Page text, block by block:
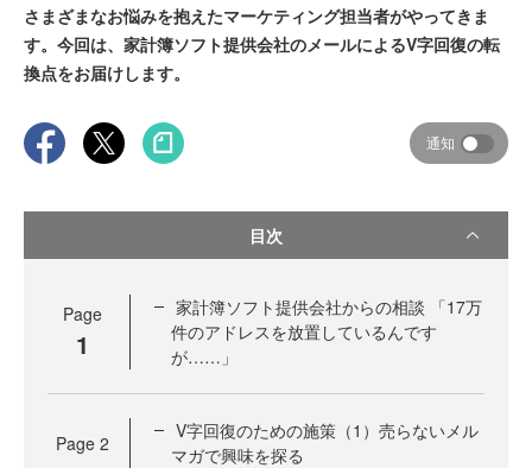
さまざまなお悩みを抱えたマーケティング担当者がやってきま
す。今回は、家計簿ソフト提供会社のメールによるV字回復の転
換点をお届けします。
通知
目次
Page
1
家計簿ソフト提供会社からの相談 「17万
件のアドレスを放置しているんです
が……」
Page 2
V字回復のための施策（1）売らないメル
マガで興味を探る